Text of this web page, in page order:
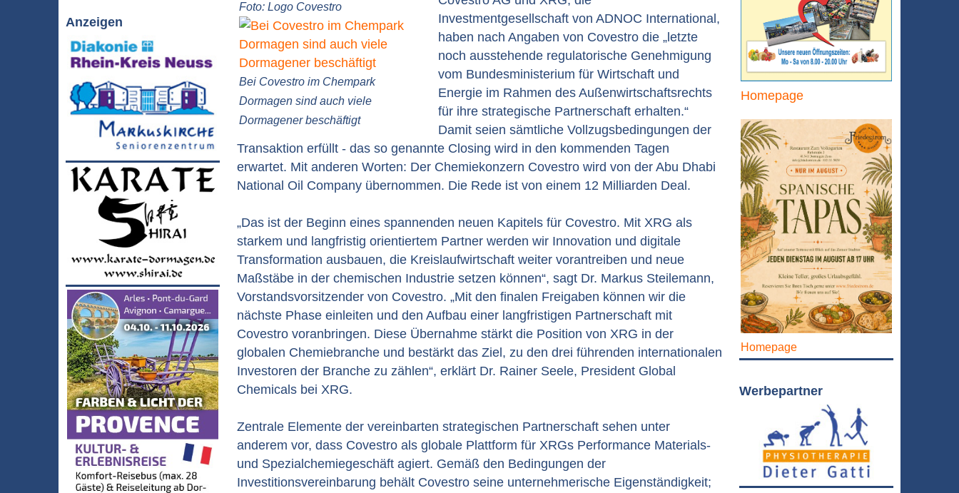
Anzeigen
Foto: Logo Covestro
Bei Covestro im Chempark
Dormagen sind auch viele
Dormagener beschäftigt
Investmentgesellschaft von ADNOC International,
haben nach Angaben von Covestro die „letzte
noch ausstehende regulatorische Genehmigung
vom Bundesministerium für Wirtschaft und
Energie im Rahmen des Außenwirtschaftsrechts
für ihre strategische Partnerschaft erhalten.“
Damit seien sämtliche Vollzugsbedingungen der
Transaktion erfüllt - das so genannte Closing wird in den kommenden Tagen
erwartet. Mit anderen Worten: Der Chemiekonzern Covestro wird von der Abu Dhabi
National Oil Company übernommen. Die Rede ist von einem 12 Milliarden Deal.
„Das ist der Beginn eines spannenden neuen Kapitels für Covestro. Mit XRG als
starkem und langfristig orientiertem Partner werden wir Innovation und digitale
Transformation ausbauen, die Kreislaufwirtschaft weiter vorantreiben und neue
Maßstäbe in der chemischen Industrie setzen können“, sagt Dr. Markus Steilemann,
Vorstandsvorsitzender von Covestro. „Mit den finalen Freigaben können wir die
nächste Phase einleiten und den Aufbau einer langfristigen Partnerschaft mit
Covestro voranbringen. Diese Übernahme stärkt die Position von XRG in der
globalen Chemiebranche und bestärkt das Ziel, zu den drei führenden internationalen
Investoren der Branche zu zählen“, erklärt Dr. Rainer Seele, President Global
Chemicals bei XRG.
Zentrale Elemente der vereinbarten strategischen Partnerschaft sehen unter
anderem vor, dass Covestro als globale Plattform für XRGs Performance Materials-
und Spezialchemiegeschäft agiert. Gemäß den Bedingungen der
Investitionsvereinbarung behält Covestro seine unternehmerische Eigenständigkeit;
Homepage
Homepage
Werbepartner